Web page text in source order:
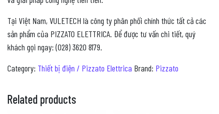
Tại Việt Nam, VULETECH là công ty phân phối chính thức tất cả các
sản phẩm của PIZZATO ELETTRICA. Để được tư vấn chi tiết, quý
khách gọi ngay: (028) 3620 8179.
Category: Thiết bị điện / Pizzato Elettrica Brand: Pizzato
Related products